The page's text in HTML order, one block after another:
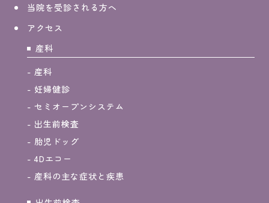
当院を受診される方へ
アクセス
産科
産科
妊婦健診
セミオープンシステム
出生前検査
胎児ドッグ
4Dエコー
産科の主な症状と疾患